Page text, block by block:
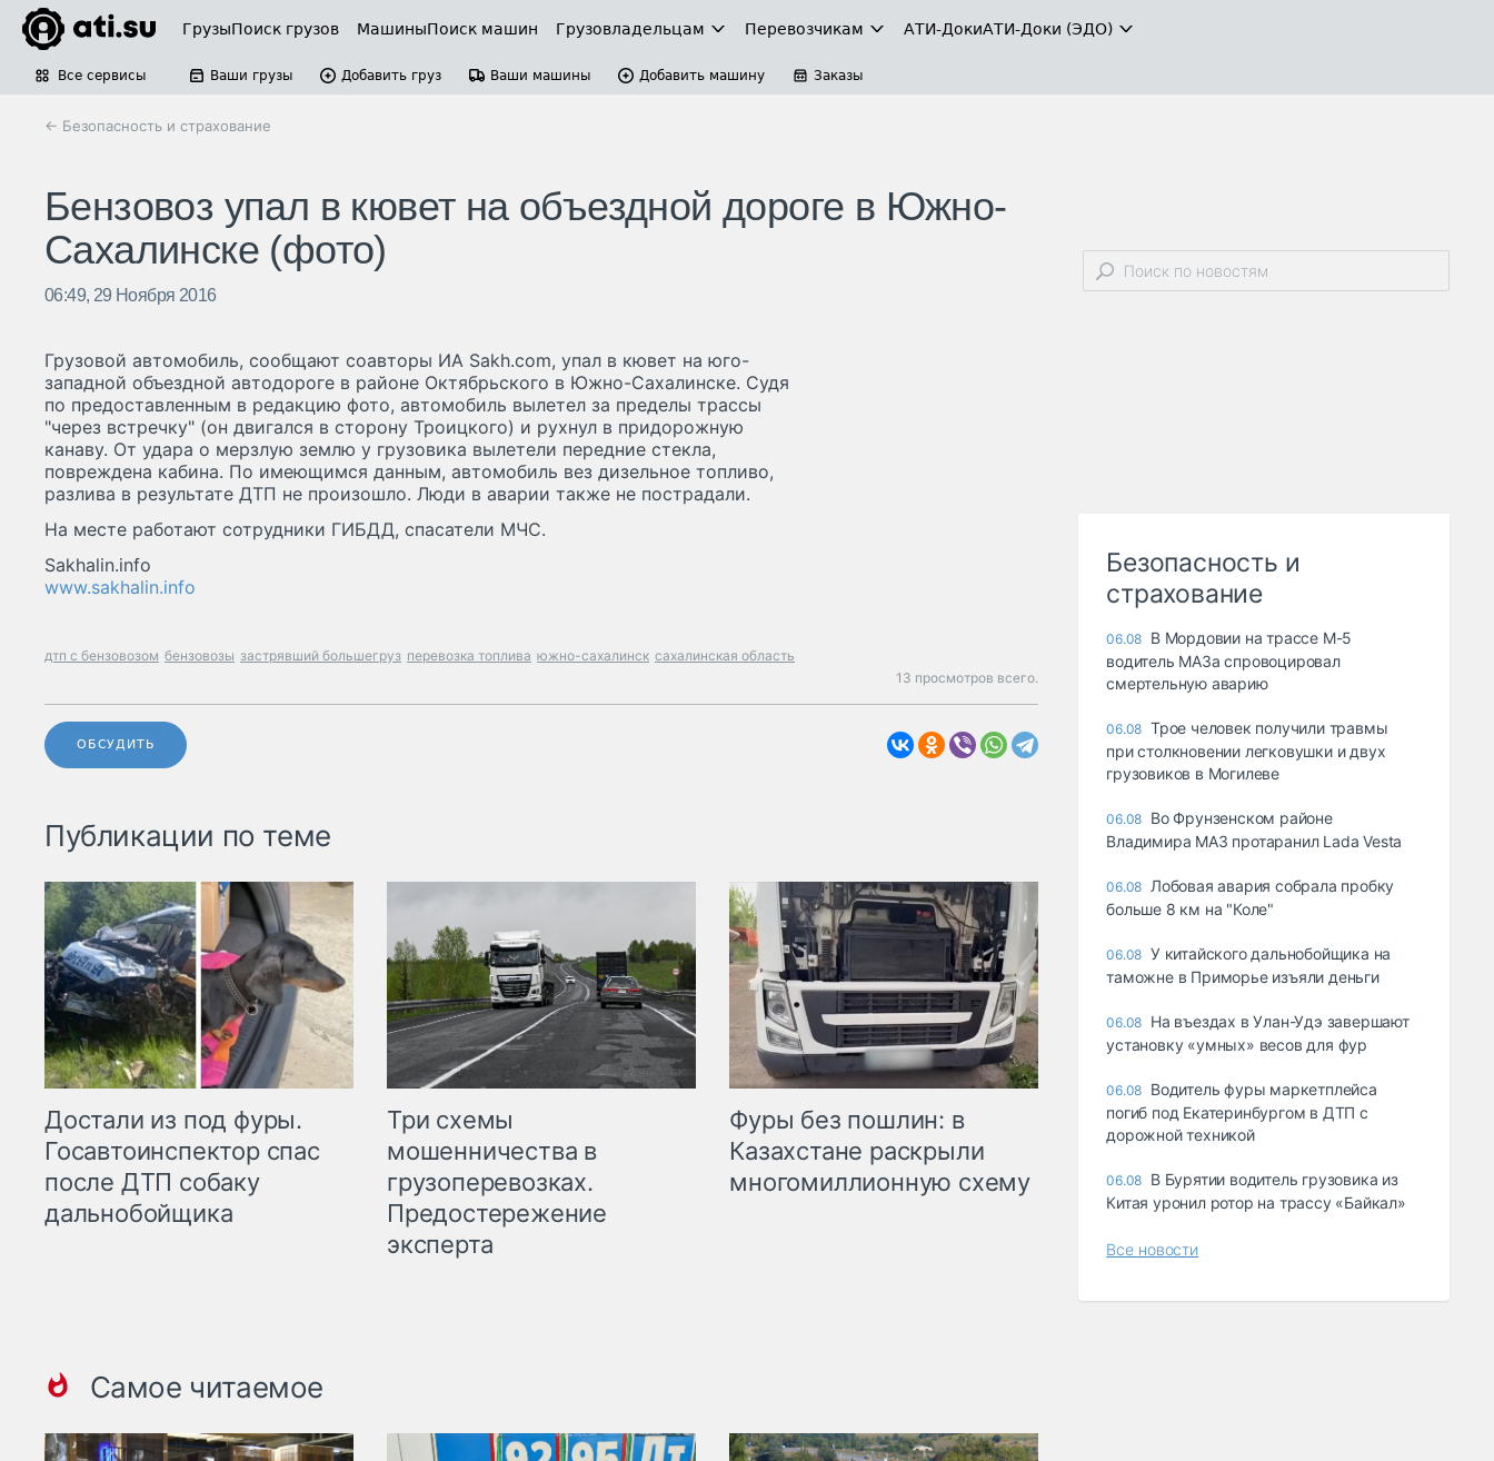
ГрузыПоиск грузов МашиныПоиск машин Грузовладельцам Перевозчикам АТИ-ДокиАТИ-Доки (ЭДО)
Все сервисы Ваши грузы Добавить груз Ваши машины Добавить машину Заказы
← Безопасность и страхование
Бензовоз упал в кювет на объездной дороге в Южно-
Сахалинске (фото)
06:49, 29 Ноября 2016
Грузовой автомобиль, сообщают соавторы ИА Sakh.com, упал в кювет на юго-
западной объездной автодороге в районе Октябрьского в Южно-Сахалинске. Судя
по предоставленным в редакцию фото, автомобиль вылетел за пределы трассы
"через встречку" (он двигался в сторону Троицкого) и рухнул в придорожную
канаву. От удара о мерзлую землю у грузовика вылетели передние стекла,
повреждена кабина. По имеющимся данным, автомобиль вез дизельное топливо,
разлива в результате ДТП не произошло. Люди в аварии также не пострадали.
На месте работают сотрудники ГИБДД, спасатели МЧС.
Sakhalin.info
www.sakhalin.info
дтп с бензовозом бензовозы застрявший большегруз перевозка топлива южно-сахалинск сахалинская область
13 просмотров всего.
ОБСУДИТЬ
Публикации по теме
Достали из под фуры.
Госавтоинспектор спас
после ДТП собаку
дальнобойщика
Три схемы
мошенничества в
грузоперевозках.
Предостережение
эксперта
Фуры без пошлин: в
Казахстане раскрыли
многомиллионную схему
Самое читаемое
Безопасность и
страхование
06.08 В Мордовии на трассе М-5
водитель МАЗа спровоцировал
смертельную аварию
06.08 Трое человек получили травмы
при столкновении легковушки и двух
грузовиков в Могилеве
06.08 Во Фрунзенском районе
Владимира МАЗ протаранил Lada Vesta
06.08 Лобовая авария собрала пробку
больше 8 км на "Коле"
06.08 У китайского дальнобойщика на
таможне в Приморье изъяли деньги
06.08 Ha въeздax в Улaн-Удэ зaвepшaют
ycтaнoвкy «yмныx» вecoв для фyp
06.08 Водитель фуры маркетплейса
погиб под Екатеринбургом в ДТП с
дорожной техникой
06.08 В Бурятии водитель грузовика из
Китая уронил ротор на трассу «Байкал»
Все новости